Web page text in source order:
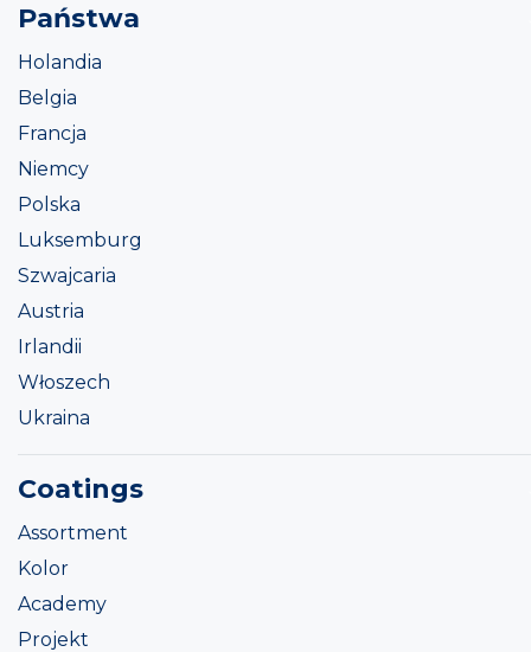
Państwa
Holandia
Belgia
Francja
Niemcy
Polska
Luksemburg
Szwajcaria
Austria
Irlandii
Włoszech
Ukraina
Coatings
Assortment
Kolor
Academy
Projekt